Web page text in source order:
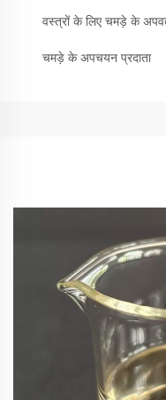
वस्त्रों के लिए चमड़े के
चमड़े के अपचयन प्रदाता